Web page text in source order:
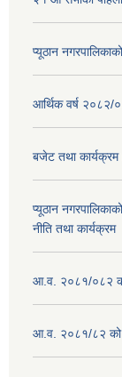
प्यूठान
आर्थिक वर्ष २०८२/
बजेट तथा
प्यूठान
नीति तथा कार्यक्रम
आ.व. २०८१/०८२
आ.व. २०८१/८२ को